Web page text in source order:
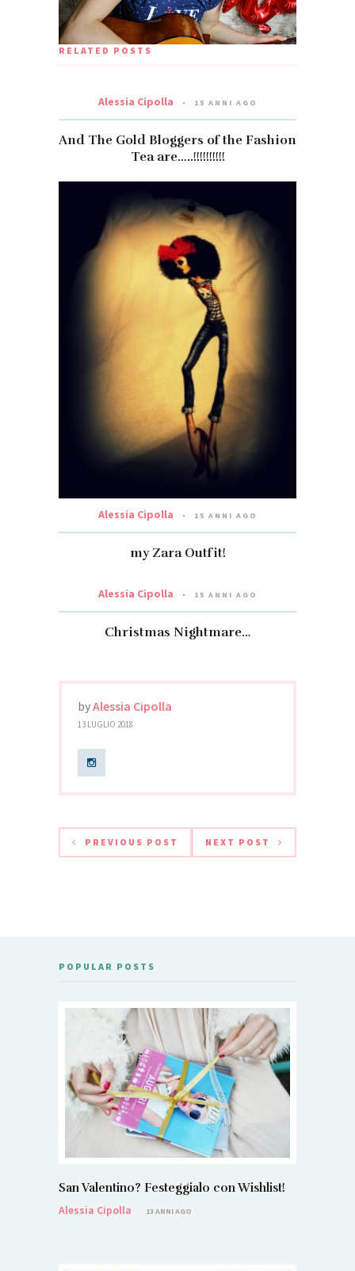
RELATED POSTS
Alessia Cipolla 15 ANNI AGO
And The Gold Bloggers of the Fashion
Tea are…..!!!!!!!!!!
Alessia Cipolla 15 ANNI AGO
my Zara Outfit!
Alessia Cipolla 15 ANNI AGO
Christmas Nightmare…
byAlessia Cipolla
13 LUGLIO 2018
PREVIOUS POST NEXT POST
POPULAR POSTS
San Valentino? Festeggialo con Wishlist!
Alessia Cipolla
13 ANNI AGO